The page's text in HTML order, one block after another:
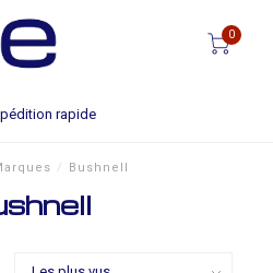
0
rapide
/ Bushnell